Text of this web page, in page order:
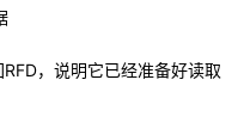
，说明它已经准备好读取